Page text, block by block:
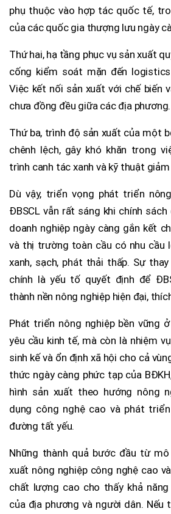
phụ thuộc vào hợp tác quốc tế,
của các quốc gia thượng lưu ngày
Thứ hai, hạ tầng phục vụ sản xuất
cống kiểm soát mặn đến
Việc kết nối sản xuất với chế biến
chưa đồng đều giữa các địa phương.
Thứ ba, trình độ sản xuất của một
chênh lệch, gây khó khăn trong
trình canh tác xanh và kỹ thuật
Dù vậy, triển vọng phát triển
ĐBSCL vẫn rất sáng khi chính
doanh nghiệp ngày càng gắn kết
và thị trường toàn cầu có nhu cầu
xanh, sạch, phát thải thấp. Sự
chính là yếu tố quyết định để
thành nền nông nghiệp hiện đại,
Phát triển nông nghiệp bền vững
yêu cầu kinh tế, mà còn là nhiệm
sinh kế và ổn định xã hội cho cả
thức ngày càng phức tạp của
hình sản xuất theo hướng nông
dụng công nghệ cao và phát
đường tất yếu.
Những thành quả bước đầu từ
xuất nông nghiệp công nghệ cao
chất lượng cao cho thấy khả
của địa phương và người dân. Nếu